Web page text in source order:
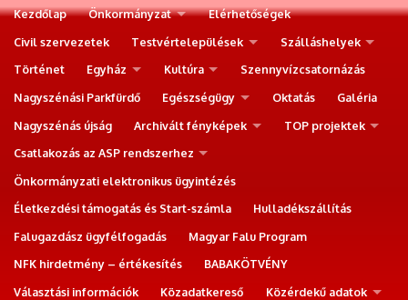
Kezdőlap Önkormányzat
Elérhetőségek
Civil szervezetek
Testvértelepülések
Szálláshelyek
Történet
Egyház Kultúra
Szennyvízcsatornázás
Nagyszénási Parkfürdő
Egészségügy Oktatás
Galéria
Nagyszénás újság
Archivált fényképek
TOP projektek
Csatlakozás az ASP rendszerhez
Önkormányzati elektronikus ügyintézés
Életkezdési támogatás és Start-számla
Hulladékszállítás
Falugazdász ügyfélfogadás
Magyar Falu Program
NFK hirdetmény – értékesítés
BABAKÖTVÉNY
Választási információk
Közadatkereső
Közérdekű adatok